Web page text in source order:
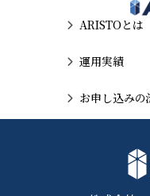
ARISTOとは
運用実績
お申し込みの